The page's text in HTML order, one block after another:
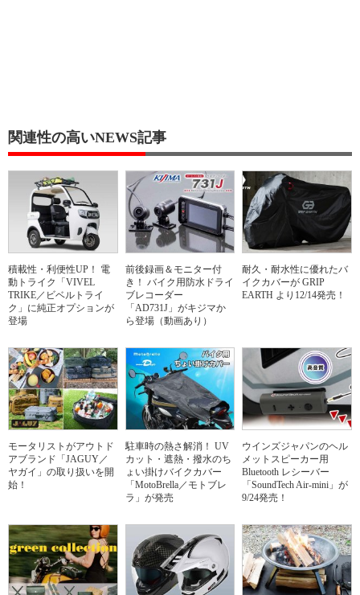
関連性の高いNEWS記事
積載性・利便性UP！ 電
動トライク「VIVEL
TRIKE／ビベルトライ
ク」に純正オプションが
登場
前後録画＆モニター付
き！ バイク用防水ドライ
ブレコーダー
「AD731J」がキジマか
ら登場（動画あり）
耐久・耐水性に優れたバ
イクカバーが GRIP
EARTH より12/14発売！
モータリストがアウトド
アブランド「JAGUY／
ヤガイ」の取り扱いを開
始！
駐車時の熱さ解消！ UV
カット・遮熱・撥水のち
ょい掛けバイクカバー
「MotoBrella／モトブレ
ラ」が発売
ウインズジャパンのヘル
メットスピーカー用
Bluetooth レシーバー
「SoundTech Air-mini」が
9/24発売！